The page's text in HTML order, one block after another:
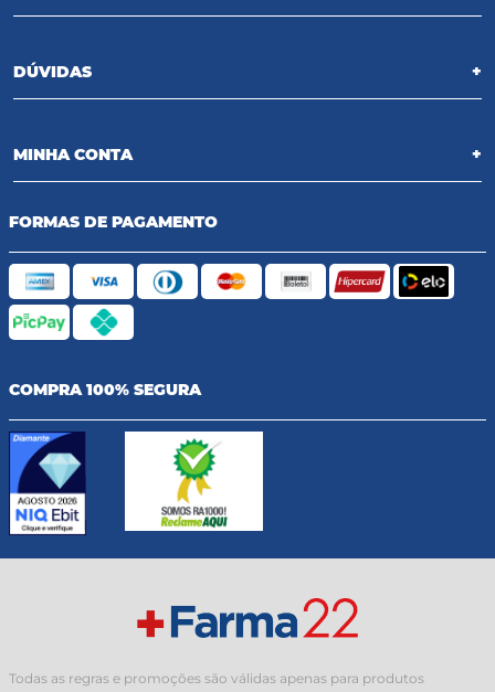
DÚVIDAS +
MINHA CONTA +
FORMAS DE PAGAMENTO
COMPRA 100% SEGURA
Todas as regras e promoções são válidas apenas para produtos